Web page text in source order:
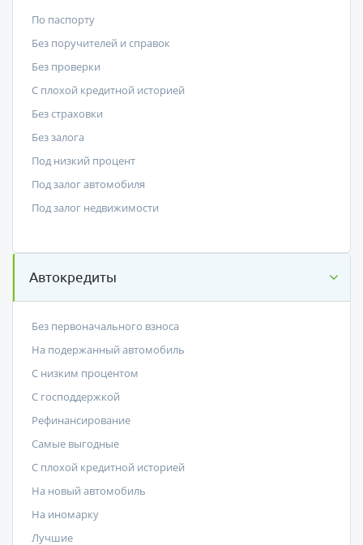
По паспорту
Без поручителей и справок
Без проверки
С плохой кредитной историей
Без страховки
Без залога
Под низкий процент
Под залог автомобиля
Под залог недвижимости
Автокредиты
Без первоначального взноса
На подержанный автомобиль
С низким процентом
C господдержкой
Рефинансирование
Самые выгодные
С плохой кредитной историей
На новый автомобиль
На иномарку
Лучшие